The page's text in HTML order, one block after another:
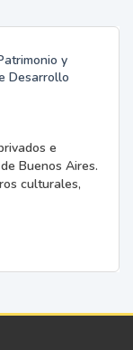
y
Desarrollo
e
Buenos Aires.
culturales,